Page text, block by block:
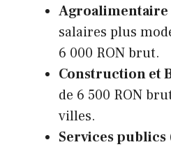
salaires plus
6 000 RON brut.
Construction et
de 6 500 RON
villes.
Services publics